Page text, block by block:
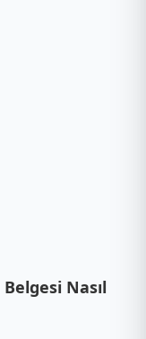
Belgesi Nasıl